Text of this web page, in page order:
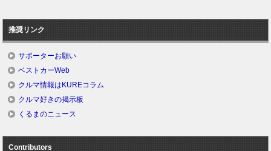
推奨リンク
サポーターお願い
ベストカーWeb
クルマ情報はKUREコラム
クルマ好きの掲示板
くるまのニュース
Contributors